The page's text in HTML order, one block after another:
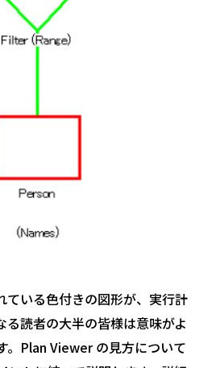
いる色付きの図形が、実行計
る読者の大半の皆様は意味がよ
。Plan Viewer の見方について